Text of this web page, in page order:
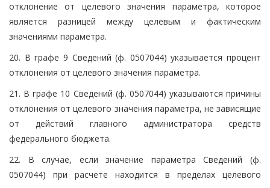
отклонение от целевого значения параметра, которое
является разницей между целевым и фактическим
значениями параметра.
20. В графе 9 Сведений (ф. 0507044) указывается процент
отклонения от целевого значения параметра.
21. В графе 10 Сведений (ф. 0507044) указываются причины
отклонения от целевого значения параметра, не зависящие
от действий главного администратора средств
федерального бюджета.
22. В случае, если значение параметра Сведений (ф.
0507044) при расчете находится в пределах целевого